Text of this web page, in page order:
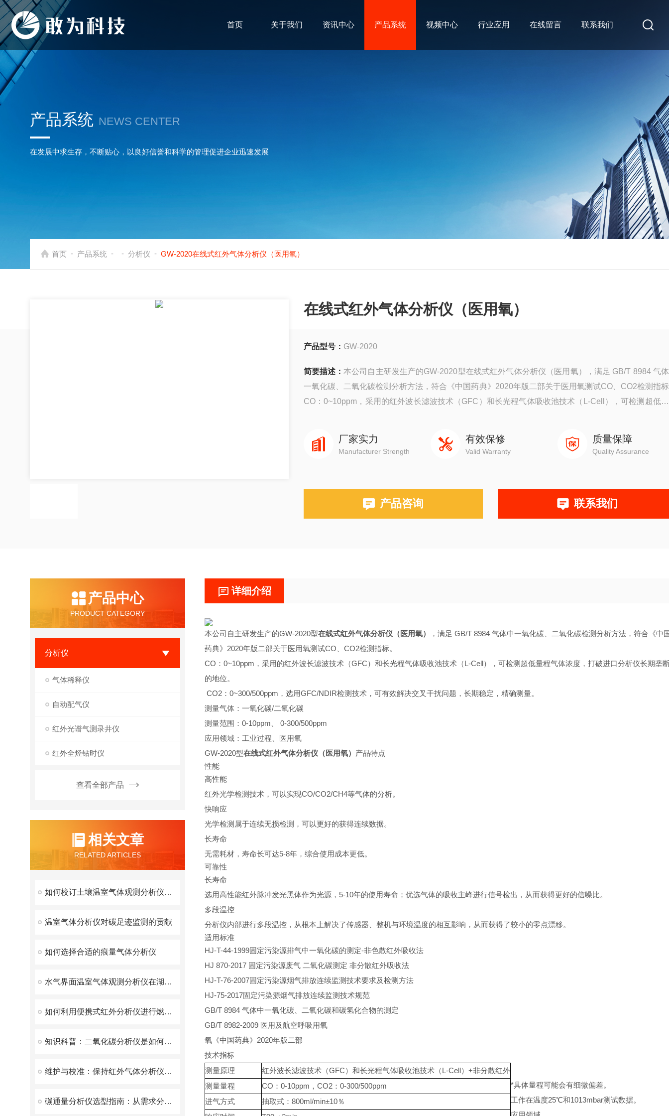
首页 关于我们 资讯中心 产品系统 视频中心 行业应用 在线留言 联系我们
产品系统 NEWS CENTER
在发展中求生存，不断贴心，以良好信誉和科学的管理促进企业迅速发展
首页 - 产品系统 - - 分析仪 - GW-2020在线式红外气体分析仪（医用氧）
在线式红外气体分析仪（医用氧）
产品型号： GW-2020
简要描述： 本公司自主研发生产的GW-2020型在线式红外气体分析仪（医用氧），满足 GB/T 8984 气
一氧化碳、二氧化碳检测分析方法，符合《中国药典》2020年版二部关于医用氧测试CO、CO2检测指
CO：0~10ppm，采用的红外波长滤波技术（GFC）和长光程气体吸收池技术（L-Cell），可检测超低
厂家实力
Manufacturer Strength
有效保修
Valid Warranty
质量保障
Quality Assurance
产品咨询 联系我们
产品中心
PRODUCT CATEGORY
分析仪
气体稀释仪
自动配气仪
红外光谱气测录井仪
红外全烃钻时仪
查看全部产品
相关文章
RELATED ARTICLES
如何校订土壤温室气体观测分析仪的水汽干扰？
温室气体分析仪对碳足迹监测的贡献
如何选择合适的痕量气体分析仪
水气界面温室气体观测分析仪在湖泊与湿地中的应用
如何利用便携式红外分析仪进行燃烧效率检测？
知识科普：二氧化碳分析仪是如何区分人体呼出气与环境气的？
维护与校准：保持红外气体分析仪长期稳定运行的秘诀
碳通量分析仪选型指南：从需求分析到设备配置
详细介绍
本公司自主研发生产的GW-2020型在线式红外气体分析仪（医用氧）
，满足 GB/T 8984 气体中一氧化碳、二氧化碳检测分析方法，符合《中
药典》2020年版二部关于医用氧测试CO、CO2检测指标。
CO：0~10ppm，采用的红外波长滤波技术（GFC）和长光程气体吸收池技术（L-Cell），可检测超低量程气体浓度，打破进口分析仪长期垄
的地位。
CO2：0~300/500ppm，选用GFC/NDIR检测技术，可有效解决交叉干扰问题，长期稳定，精确测量。
测量气体：一氧化碳/二氧化碳
测量范围：0-10ppm、 0-300/500ppm
应用领域：工业过程、医用氧
GW-2020型在线式红外气体分析仪（医用氧） 产品特点
性能
高性能
红外光学检测技术，可以实现CO/CO2/CH4等气体的分析。
快响应
光学检测属于连续无损检测，可以更好的获得连续数据。
长寿命
无需耗材，寿命长可达5-8年，综合使用成本更低。
可靠性
长寿命
选用高性能红外脉冲发光黑体作为光源，5-10年的使用寿命；优选气体的吸收主峰进行信号检出，从而获得更好的信噪比。
多段温控
分析仪内部进行多段温控，从根本上解决了传感器、整机与环境温度的相互影响，从而获得了较小的零点漂移。
适用标准
HJ-T-44-1999固定污染源排气中一氧化碳的测定-非色散红外吸收法
HJ 870-2017 固定污染源废气 二氧化碳测定 非分散红外吸收法
HJ-T-76-2007固定污染源烟气排放连续监测技术要求及检测方法
HJ-75-2017固定污染源烟气排放连续监测技术规范
GB/T 8984 气体中一氧化碳、二氧化碳和碳氢化合物的测定
GB/T 8982-2009 医用及航空呼吸用氧
氧《中国药典》2020年版二部
技术指标
测量原理
红外波长滤波技术（GFC）和长光程气体吸收池技术（L-Cell）+非分散红外
测量量程
CO：0-10ppm，CO2：0-300/500ppm
进气方式
抽取式：800ml/min±10％
*具体量程可能会有细微偏差。
工作在温度25℃和1013mbar测试数据。